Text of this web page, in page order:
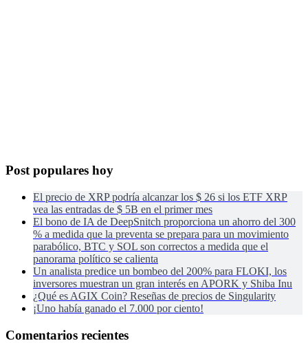
Post populares hoy
El precio de XRP podría alcanzar los $ 26 si los ETF XRP
vea las entradas de $ 5B en el primer mes
El bono de IA de DeepSnitch proporciona un ahorro del 300
% a medida que la preventa se prepara para un movimiento
parabólico, BTC y SOL son correctos a medida que el
panorama político se calienta
Un analista predice un bombeo del 200% para FLOKI, los
inversores muestran un gran interés en APORK y Shiba Inu
¿Qué es AGIX Coin? Reseñas de precios de Singularity
¡Uno había ganado el 7.000 por ciento!
Comentarios recientes